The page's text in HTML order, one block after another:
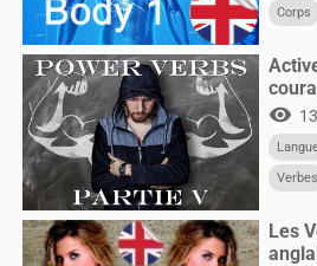
Corps
visibility
Verbes
Les